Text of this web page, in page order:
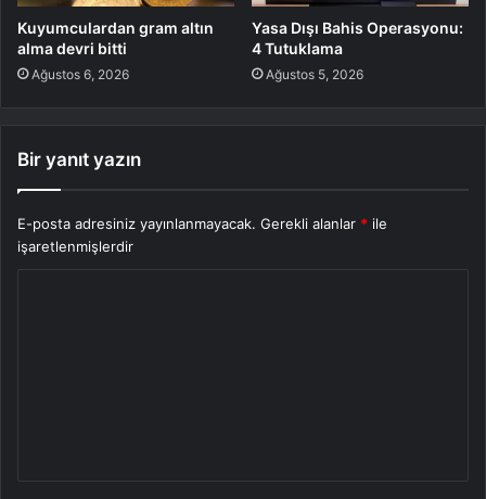
Kuyumculardan gram altın
alma devri bitti
Ağustos 6, 2026
Yasa Dışı Bahis Operasyonu:
4 Tutuklama
Ağustos 5, 2026
Bir yanıt yazın
E-posta adresiniz yayınlanmayacak. Gerekli alanlar * ile
işaretlenmişlerdir